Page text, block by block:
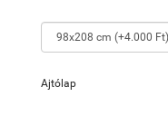
Ajtólap